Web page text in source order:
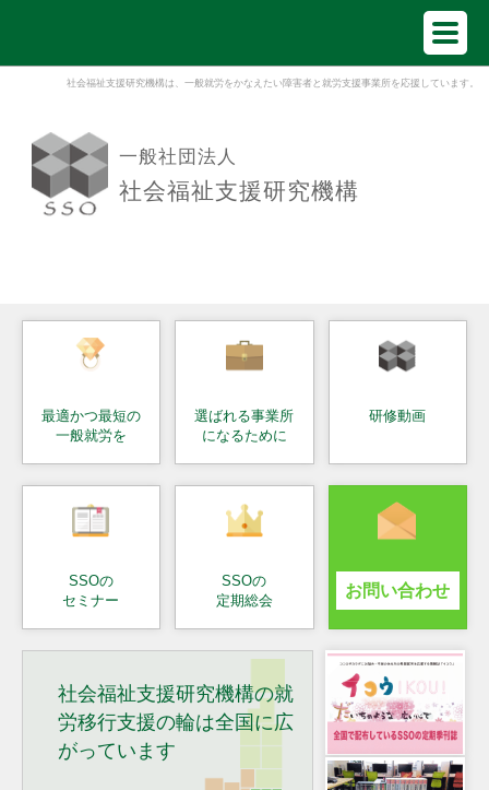
社会福祉支援研究機構は、一般就労をかなえたい障害者と就労支援事業所を応援しています。
一般社団法人
社会福祉支援研究機構
最適かつ最短の
一般就労を
選ばれる事業所
になるために
研修動画
SSOの
セミナー
SSOの
定期総会
お問い合わせ
社会福祉支援研究機構の就
労移行支援の輪は全国に広
がっています